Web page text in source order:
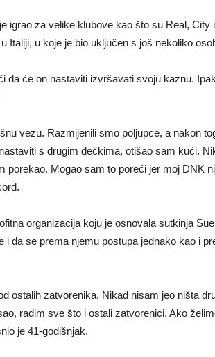
igrao za velike klubove kao što su Real, City
Italiji, u koje je bio uključen s još nekoliko
da će on nastaviti izvršavati svoju kaznu.
vezu. Razmijenili smo poljupce, a nakon
s drugim dečkima, otišao sam kući.
porekao. Mogao sam to poreći jer moj DNK
organizacija koju je osnovala sutkinja
da se prema njemu postupa jednako kao i
ostalih zatvorenika. Nikad nisam jeo ništa
radim sve što i ostali zatvorenici. Ako
je 41-godišnjak.